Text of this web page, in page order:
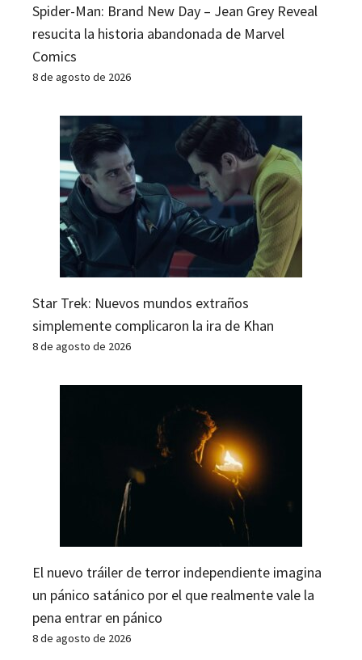
Spider-Man: Brand New Day – Jean Grey Reveal
resucita la historia abandonada de Marvel
Comics
8 de agosto de 2026
Star Trek: Nuevos mundos extraños
simplemente complicaron la ira de Khan
8 de agosto de 2026
El nuevo tráiler de terror independiente imagina
un pánico satánico por el que realmente vale la
pena entrar en pánico
8 de agosto de 2026